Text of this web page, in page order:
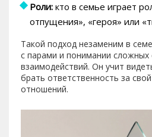
Роли: кто в семье играет
отпущения», «героя» или
Такой подход незаменим в
с парами и понимании сложных
взаимодействий. Он учит
брать ответственность за
отношений.